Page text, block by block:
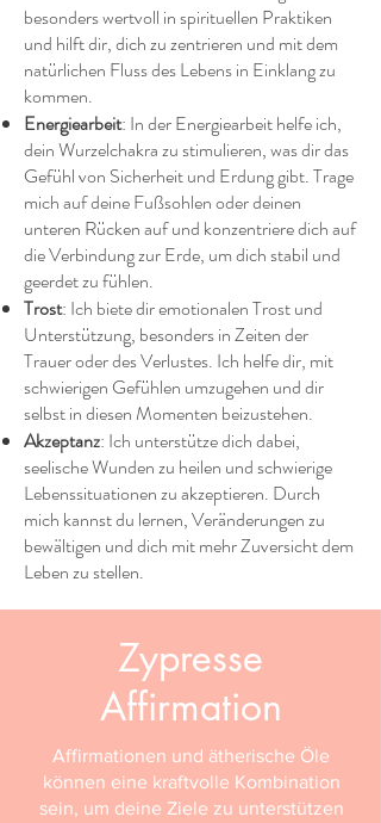
besonders wertvoll in spirituellen Praktiken
und hilft dir, dich zu zentrieren und mit dem
natürlichen Fluss des Lebens in Einklang zu
kommen.
Energiearbeit: In der Energiearbeit helfe ich,
dein Wurzelchakra zu stimulieren, was dir das
Gefühl von Sicherheit und Erdung gibt. Trage
mich auf deine Fußsohlen oder deinen
unteren Rücken auf und konzentriere dich auf
die Verbindung zur Erde, um dich stabil und
geerdet zu fühlen.
Trost: Ich biete dir emotionalen Trost und
Unterstützung, besonders in Zeiten der
Trauer oder des Verlustes. Ich helfe dir, mit
schwierigen Gefühlen umzugehen und dir
selbst in diesen Momenten beizustehen.
Akzeptanz: Ich unterstütze dich dabei,
seelische Wunden zu heilen und schwierige
Lebenssituationen zu akzeptieren. Durch
mich kannst du lernen, Veränderungen zu
bewältigen und dich mit mehr Zuversicht dem
Leben zu stellen.
Zypresse
Affirmation
Affirmationen und ätherische Öle
können eine kraftvolle Kombination
sein, um deine Ziele zu unterstützen